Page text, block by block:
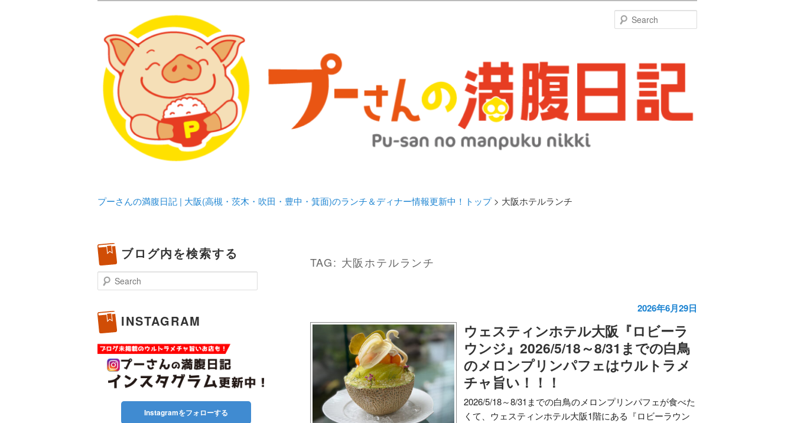
プーさんの満腹日記 | 大阪(高槻・茨木・吹田・
豊中・箕面)のランチ＆ディナー情報更新中！
化してます。
プーさんの満腹日記 | 大阪(高槻・茨木・吹田・豊中・箕面)のランチ＆ディナー情報更新中！トップ> 大阪ホテルランチ
TAG: 大阪ホテルランチ
2026年6月29日
ウェスティンホテル大阪『ロビーラ
ウンジ』2026/5/18～8/31までの白鳥
のメロンプリンパフェはウルトラメ
チャ旨い！！！
2026/5/18～8/31までの白鳥のメロンプリンパフェが食べた
くて、ウェスティンホテル大阪1階にある『ロビーラウン
ブログ内を検索する
Search
INSTAGRAM
Instagramをフォローする